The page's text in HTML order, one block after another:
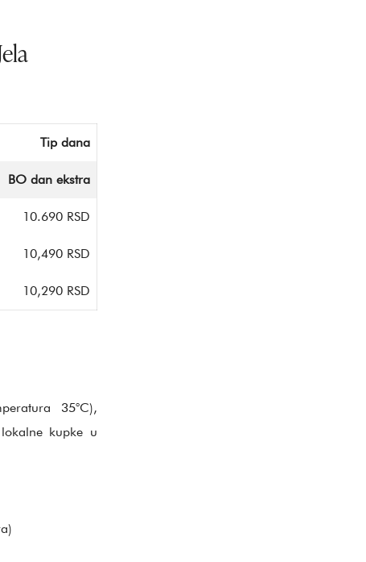
Tip dana
BO dan ekstra
10.690 RSD
10,490 RSD
10,290 RSD
35°C),
kupke u